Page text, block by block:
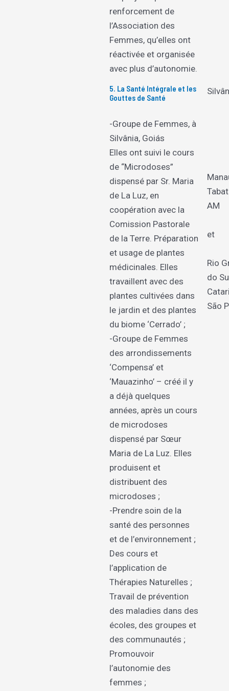
renforcement de
l’Association des
Femmes, qu’elles ont
réactivée et organisée
avec plus d’autonomie.
5. La Santé Intégrale et les
Gouttes de Santé
-Groupe de Femmes, à
Silvânia, Goiás
Elles ont suivi le cours
de “Microdoses”
dispensé par Sr. Maria
de La Luz, en
coopération avec la
Comission Pastorale
de la Terre. Préparation
et usage de plantes
médicinales. Elles
travaillent avec des
plantes cultivées dans
le jardin et des plantes
du biome ‘Cerrado’ ;
-Groupe de Femmes
des arrondissements
‘Compensa’ et
‘Mauazinho’ – créé il y
a déjà quelques
années, après un cours
de microdoses
dispensé par Sœur
Maria de La Luz. Elles
produisent et
distribuent des
microdoses ;
-Prendre soin de la
santé des personnes
et de l’environnement ;
Des cours et
l’application de
Thérapies Naturelles ;
Travail de prévention
des maladies dans des
écoles, des groupes et
des communautés ;
Promouvoir
l’autonomie des
femmes ;
AM
et
Rio
do
São